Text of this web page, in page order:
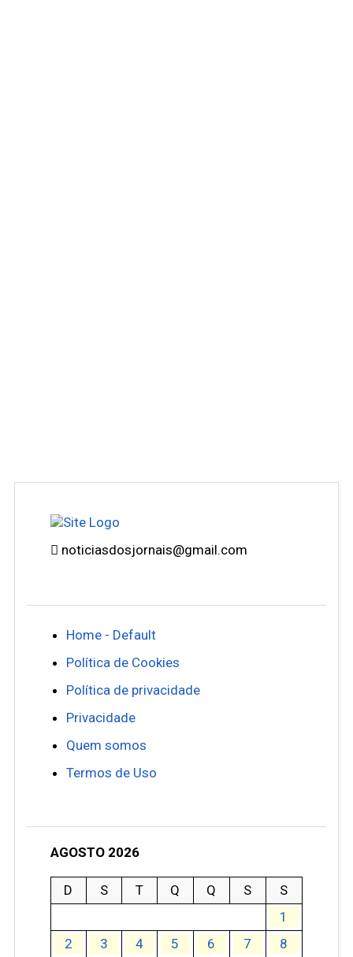
noticiasdosjornais@gmail.com
Home - Default
Política de Cookies
Política de privacidade
Privacidade
Quem somos
Termos de Uso
AGOSTO 2026
D S T Q Q S
S
1
2
3 4 5 6 7 8